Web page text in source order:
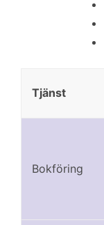
Tjänst
Bokföring